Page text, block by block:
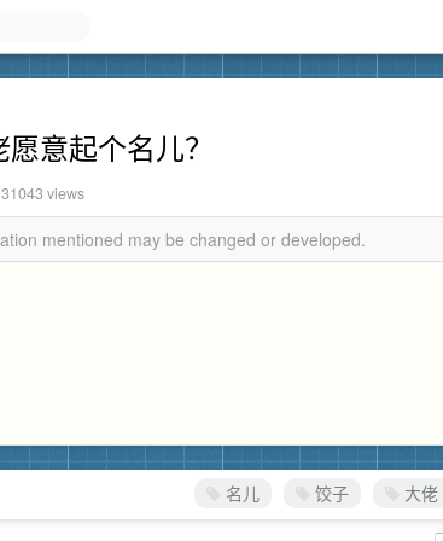
意起个名儿？
views
mentioned may be changed or developed.
名儿 饺子 大佬